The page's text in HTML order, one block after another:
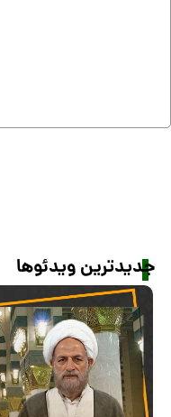
تفاوت اجتهاد فقهی با